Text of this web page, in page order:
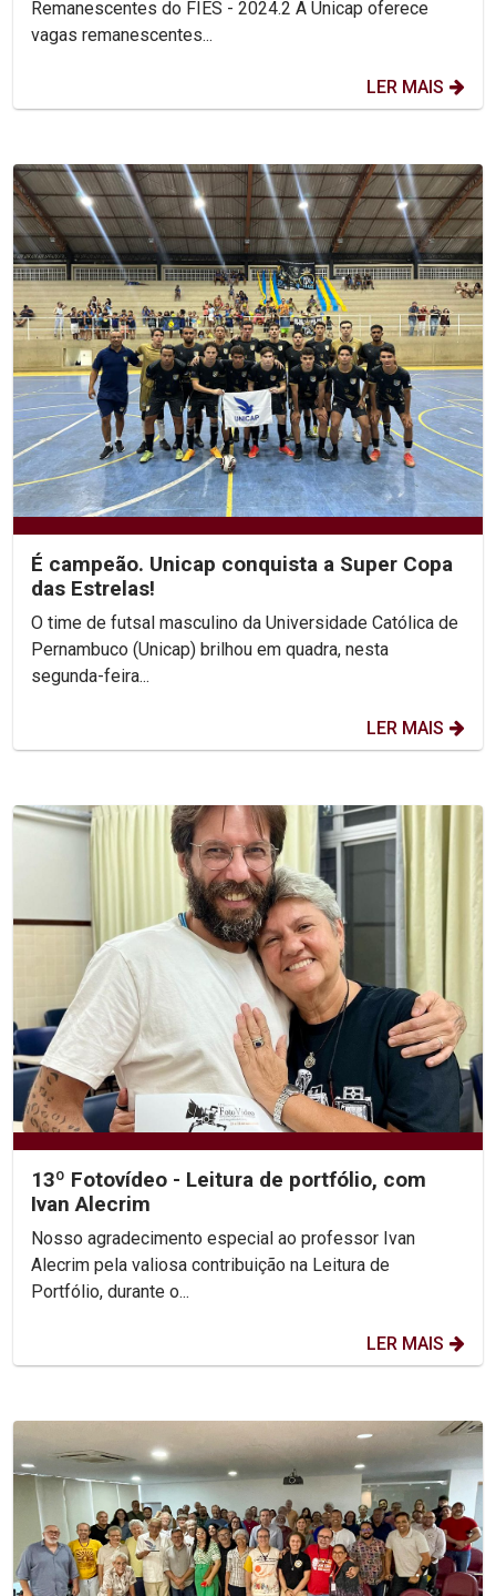
Remanescentes do FIES - 2024.2 A Unicap oferece
vagas remanescentes...
LER MAIS
É campeão. Unicap conquista a Super Copa
das Estrelas!
O time de futsal masculino da Universidade Católica de
Pernambuco (Unicap) brilhou em quadra, nesta
segunda-feira...
LER MAIS
13º Fotovídeo - Leitura de portfólio, com
Ivan Alecrim
Nosso agradecimento especial ao professor Ivan
Alecrim pela valiosa contribuição na Leitura de
Portfólio, durante o...
LER MAIS